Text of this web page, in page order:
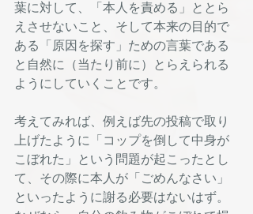
葉に対して、「本人を責める」ととら
えさせないこと、そして本来の目的で
ある「原因を探す」ための言葉である
と自然に（当たり前に）とらえられる
ようにしていくことです。
考えてみれば、例えば先の投稿で取り
上げたように「コップを倒して中身が
こぼれた」という問題が起こったとし
て、その際に本人が「ごめんなさい」
といったように謝る必要はないはず。